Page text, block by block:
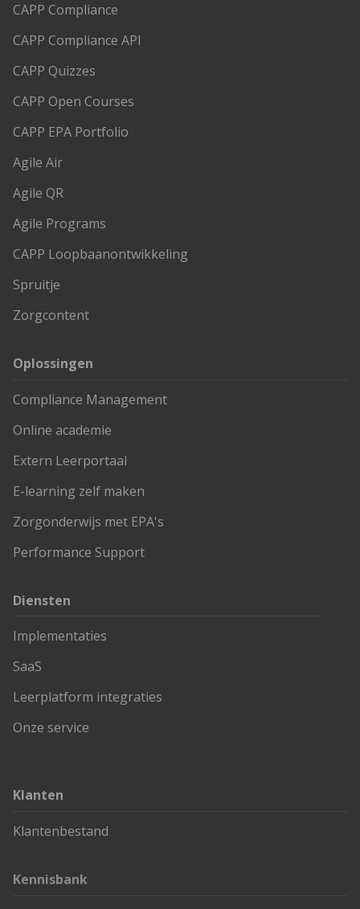
CAPP Compliance
CAPP Compliance API
CAPP Quizzes
CAPP Open Courses
CAPP EPA Portfolio
Agile Air
Agile QR
Agile Programs
CAPP Loopbaanontwikkeling
Spruitje
Zorgcontent
Oplossingen
Compliance Management
Online academie
Extern Leerportaal
E-learning zelf maken
Zorgonderwijs met EPA's
Performance Support
Diensten
Implementaties
SaaS
Leerplatform integraties
Onze service
Klanten
Klantenbestand
Kennisbank